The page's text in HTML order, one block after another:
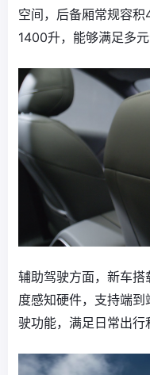
空间，后备厢常规容
1400升，能够满足多元
辅助驾驶方面，新车
度感知硬件，支持端
驶功能，满足日常出行